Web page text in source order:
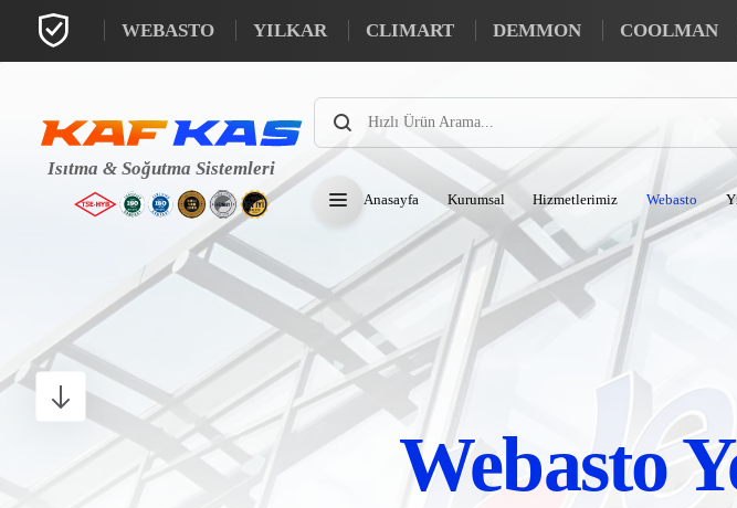
WEBASTO YILKAR CLIMART DEMMON COOLMAN
Anasayfa Kurumsal Hizmetlerimiz Webasto
Webasto